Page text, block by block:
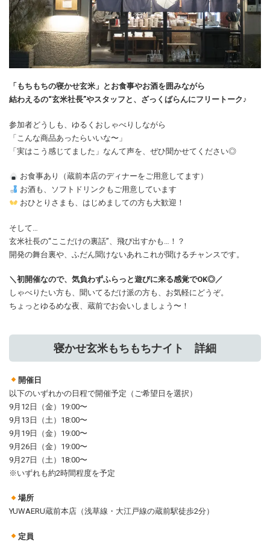
「もちもちの寝かせ玄米」とお食事やお酒を囲みながら
結わえるの“玄米社長”やスタッフと、ざっくばらんにフリートーク♪
参加者どうしも、ゆるくおしゃべりしながら
「こんな商品あったらいいな〜」
「実はこう感じてました」なんて声を、ぜひ聞かせてください◎
お食事あり（蔵前本店のディナーをご用意してます）
お酒も、ソフトドリンクもご用意しています
おひとりさまも、はじめましての方も大歓迎！
そして…
玄米社長の“ここだけの裏話”、飛び出すかも…！？
開発の舞台裏や、ふだん聞けないあれこれが聞けるチャンスです。
＼初開催なので、気負わずふらっと遊びに来る感覚でOK◎／
しゃべりたい方も、聞いてるだけ派の方も、お気軽にどうぞ。
ちょっとゆるめな夜、蔵前でお会いしましょう〜！
寝かせ玄米もちもちナイト 詳細
開催日
以下のいずれかの日程で開催予定（ご希望日を選択）
9月12日（金）19:00〜
9月13日（土）18:00〜
9月19日（金）19:00〜
9月26日（金）19:00〜
9月27日（土）18:00〜
※いずれも約2時間程度を予定
場所
YUWAERU蔵前本店（浅草線・大江戸線の蔵前駅徒歩2分）
定員